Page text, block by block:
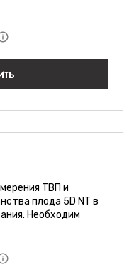
ТВП и
плода 5D NT в
Необходим